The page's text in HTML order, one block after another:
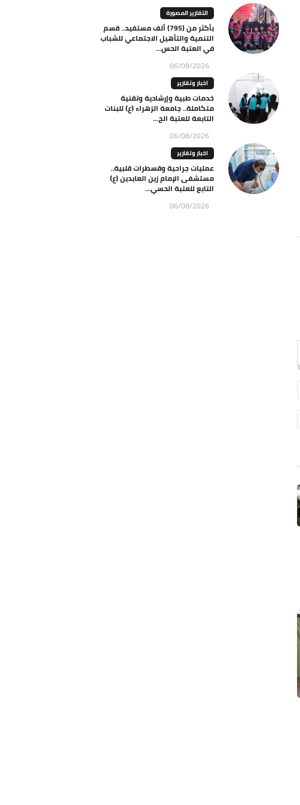
التقارير المصورة
بأكثر من (795) ألف مستفيد.. قسم
التنمية والتأهيل الاجتماعي للشباب
في العتبة الحس...
06/08/2026
اخبار وتقارير
خدمات طبية وإرشادية وتقنية
متكاملة.. جامعة الزهراء (ع) للبنات
التابعة للعتبة الح...
06/08/2026
اخبار وتقارير
عمليات جراحية وقسطرات قلبية..
مستشفى الإمام زين العابدين (ع)
التابع للعتبة الحسي...
06/08/2026